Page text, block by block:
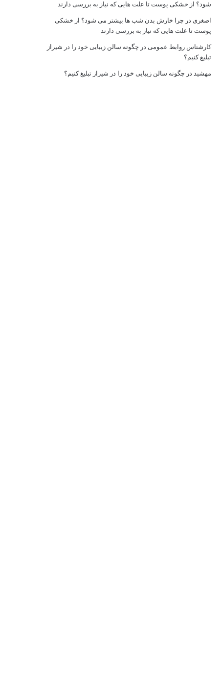
شود؟ از خشکی پوست تا علت هایی که نیاز به بررسی دارند
اصغری در چرا خارش بدن شب ها بیشتر می شود؟ از خشکی
پوست تا علت هایی که نیاز به بررسی دارند
کارشناس روابط عمومی در چگونه سالن زیبایی خود را در شیراز
تبلیغ کنیم؟
مهشید در چگونه سالن زیبایی خود را در شیراز تبلیغ کنیم؟